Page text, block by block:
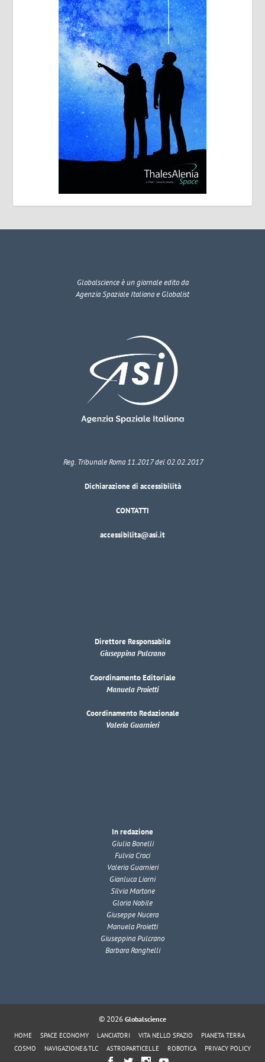
Globalscienceè un giornale edito da
Agenzia Spaziale Italiana e Globalist
Reg. Tribunale Roma 11.2017 del 02.02.2017
Dichiarazione di accessibilità
CONTATTI
accessibilita@asi.it
Direttore Responsabile
Giuseppina Pulcrano
Coordinamento Editoriale
Manuela Proietti
Coordinamento Redazionale
Valeria Guarnieri
In redazione
Giulia Bonelli
Fulvia Croci
Valeria Guarnieri
Gianluca Liorni
Silvia Martone
Gloria Nobile
Giuseppe Nucera
Manuela Proietti
Giuseppina Pulcrano
Barbara Ranghelli
© 2026 Globalscience
HOME SPACE ECONOMY LANCIATORI VITA NELLO SPAZIO
PIANETA TERRA
COSMO
NAVIGAZIONE&TLC ASTROPARTICELLE ROBOTICA PRIVACY POLICY